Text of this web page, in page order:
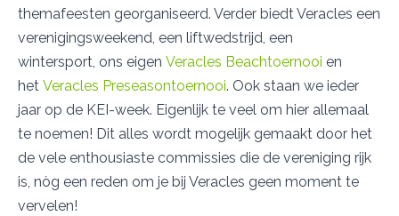
themafeesten georganiseerd. Verder biedt Veracles een
verenigingsweekend, een liftwedstrijd, een
wintersport, ons eigen Veracles Beachtoernooi en
het Veracles Preseasontoernooi. Ook staan we ieder
jaar op de KEI-week. Eigenlijk te veel om hier allemaal
te noemen! Dit alles wordt mogelijk gemaakt door het
de vele enthousiaste commissies die de vereniging rijk
is, nòg een reden om je bij Veracles geen moment te
vervelen!